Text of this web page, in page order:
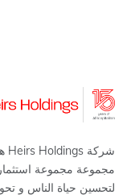
شركة Heirs Holdings هي شركة عائلية رائدة في مجال
مجموعة مجموعة
لتحسين حياة الناس و